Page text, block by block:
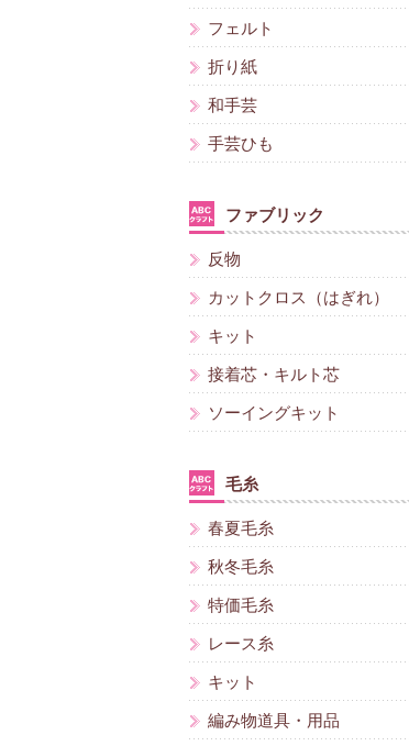
フェルト
折り紙
和手芸
手芸ひも
ファブリック
反物
カットクロス（はぎれ）
キット
接着芯・キルト芯
ソーイングキット
毛糸
春夏毛糸
秋冬毛糸
特価毛糸
レース糸
キット
編み物道具・用品